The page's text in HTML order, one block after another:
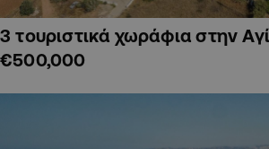
3 τουριστικά χωράφια στην
€500,000